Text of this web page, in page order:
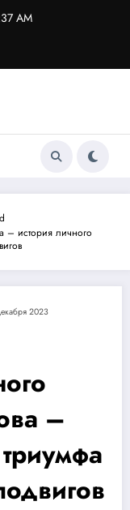
AM
– история личного
2023
–